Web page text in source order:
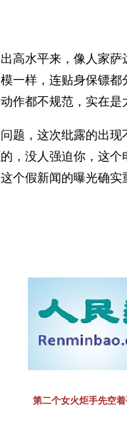
高水平来，像人家
一样，连贴身保镖
作都不规范，实在是
题，这次纰露的出
，没人强迫你，这
个假新闻的曝光确
第二个女火炬手先空